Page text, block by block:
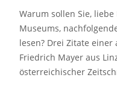
Warum sollen Sie,
Museums,
lesen? Drei Zitate einer
Friedrich Mayer aus
österreichischer